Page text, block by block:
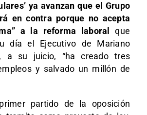
ya avanzan que el Grupo
en contra porque no acepta
a la reforma laboral
que
día el Ejecutivo de Mariano
a su juicio, “ha creado tres
y salvado un millón de
partido de la oposición